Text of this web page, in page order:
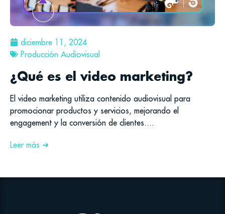
diciembre 11, 2024
Producción Audiovisual
¿Qué es el video marketing?
El video marketing utiliza contenido audiovisual para
promocionar productos y servicios, mejorando el
engagement y la conversión de clientes....
Leer más ➜